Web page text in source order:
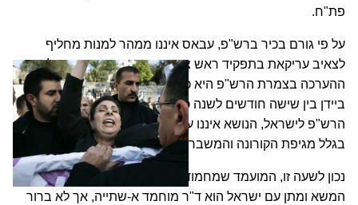
פת"ח.
על פי גורם בכיר ברש"פ, עבאס איננו ממהר למנות מחליף
לצאיב עריקאת בתפקיד ראש צוות המשא ומתן עם ישראל.
ההערכה בצמרת הרש"פ היא כי יקח לנשיא האמריקני החדש ג'ו
ביידן בין שישה חודשים לשנה כדי להביא לחידוש המשא ומתן בין
הרש"פ לישראל, הנושא איננו עומד בראש סדר העדיפויות שלו
בגלל מגיפת הקורונה והמשבר הכלכלי החמור בארה"ב.
נכון לשעה זו, המועמד שמחמוד עבאס שוקל למנות לראש צוות
המשא ומתן עם ישראל הוא ד"ר מוחמד א-שתייה, אך לא ברור